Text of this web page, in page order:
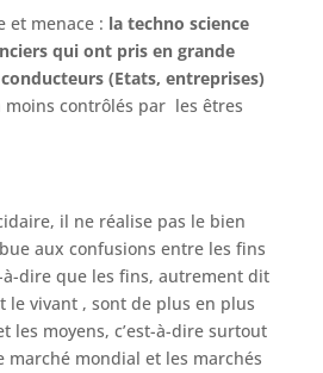
et menace : la techno science
qui ont pris en grande
(Etats, entreprises)
moins contrôlés par les êtres
il ne réalise pas le bien
aux confusions entre les fins
à-dire que les fins, autrement dit
le vivant , sont de plus en plus
les moyens, c’est-à-dire surtout
marché mondial et les marchés